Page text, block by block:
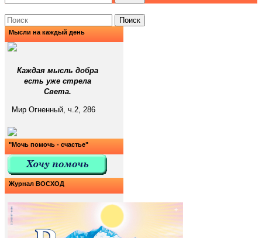
Поиск
Мысли на каждый день
Каждая мысль добра
есть уже стрела
Света.
Мир Огненный, ч.2, 286
"Мочь помочь - счастье"
Журнал ВОСХОД